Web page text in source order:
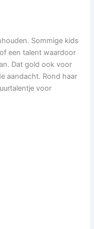
Sommige kids
een talent waardoor
Dat gold ook voor
aandacht. Rond haar
voor